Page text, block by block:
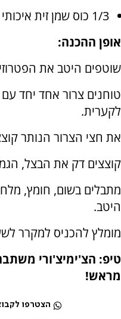
1/3 כוס שמן זית איכותי
אופן ההכנה:
שוטפים היטב את
טוחנים צרור אחד יחד
לקערית.
את חצי הצרור הנותר
קוצצים דק את הבצל,
מתבלים בשום, חומץ,
היטב.
מומלץ להכניס למקרר
טיפ: הצ'ימיצ'ורי
מראש!
הצטרפו